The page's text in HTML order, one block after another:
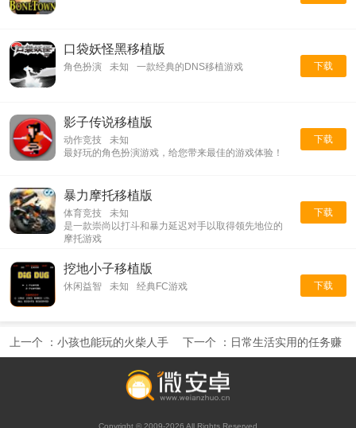
下载
口袋妖怪黑移植版
角色扮演 未知 一款经典的DNS移植游戏
下载
影子传说移植版
动作竞技
未知
最好玩的角色扮演游戏，给您带来最佳的游戏体验！
下载
暴力摩托移植版
体育竞技
未知
是一款崇尚以打斗和暴力延迟对手以取得领先地位的
摩托游戏
下载
挖地小子移植版
休闲益智 未知 经典FC游戏
上一个 ： 小孩也能玩的火柴人手
下一个 ： 日常生活实用的任务赚
Copyright © 2009-2026 All Rights Reserved